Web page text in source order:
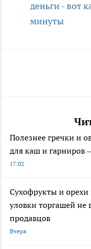
деньги - вот
минуты
Полезнее гречки и
для каш и гарниров
17:02
Сухофрукты и
уловки торгашей не
продавцов
Вчера